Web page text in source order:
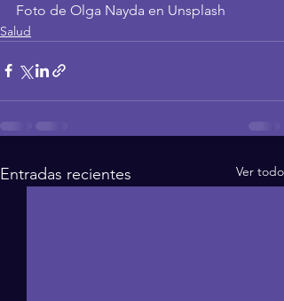
Foto de Olga Nayda en Unsplash
Salud
Entradas recientes Ver todo